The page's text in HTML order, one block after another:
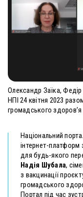
Олександр Заїка, Федір
НПІ 24 квітня 2023
громадського здоров’я
Національний
інтернет-платформ
для будь-якого
Надія Шубала,
з вакцинації
громадського
Портал під час